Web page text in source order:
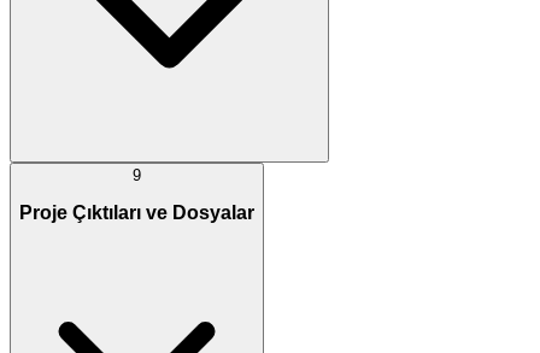
9
Proje Çıktıları ve Dosyalar